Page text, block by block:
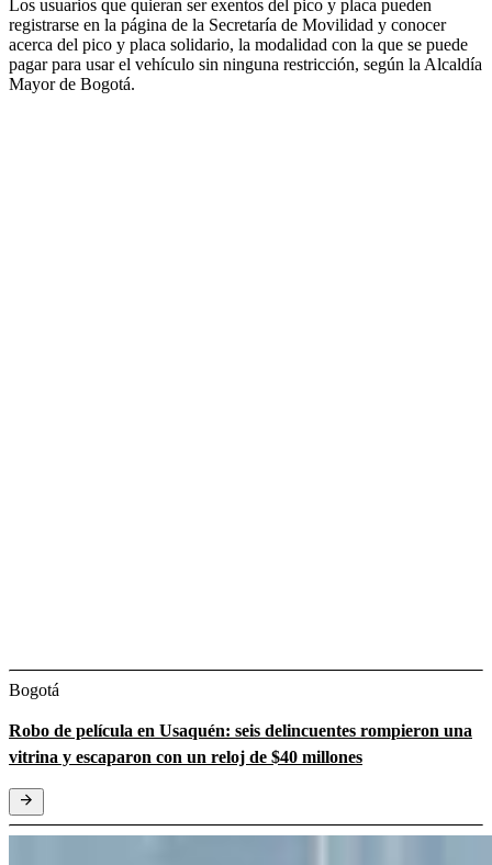
Los usuarios que quieran ser exentos del pico y placa pueden
registrarse en la página de la Secretaría de Movilidad y conocer
acerca del pico y placa solidario, la modalidad con la que se puede
pagar para usar el vehículo sin ninguna restricción, según la Alcaldía
Mayor de Bogotá.
Bogotá
Robo de película en Usaquén: seis delincuentes rompieron una
vitrina y escaparon con un reloj de $40 millones